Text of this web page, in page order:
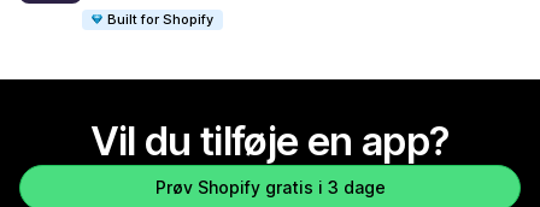
Built for Shopify
Vil du tilføje en app?
Prøv Shopify gratis i 3 dage